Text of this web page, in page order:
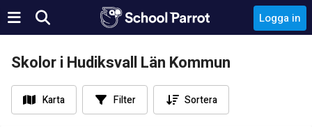
Logga in
Skolor i Hudiksvall Län Kommun
Karta Filter Sortera